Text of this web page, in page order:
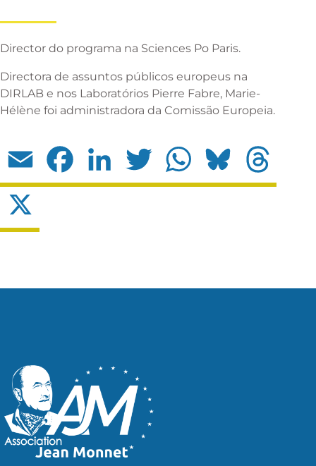
Director do programa na Sciences Po Paris.
Directora de assuntos públicos europeus na
DIRLAB e nos Laboratórios Pierre Fabre, Marie-
Hélène foi administradora da Comissão Europeia.
Email Facebook LinkedIn Twitter WhatsApp Bluesky